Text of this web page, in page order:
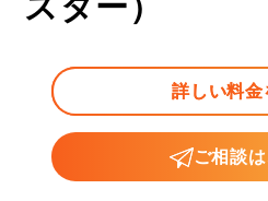
詳しい料金
ご相談